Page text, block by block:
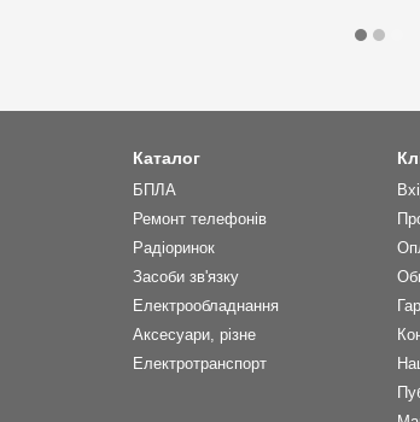
Каталог
БПЛА
Ремонт телефонів
Радіоринок
Засоби зв'язку
Електрообладнання
Аксесуари, різне
Електротранспорт